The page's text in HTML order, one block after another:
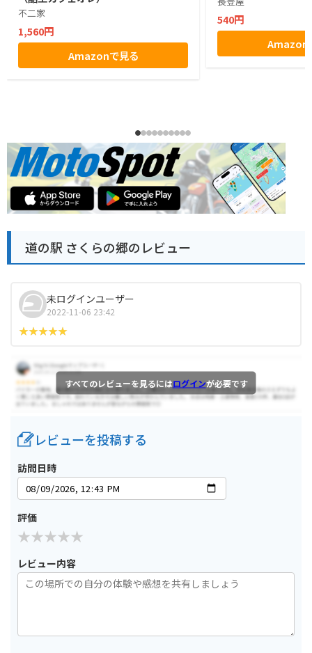
不二家
1,560円
Amazonで見る
540円
Amazon
道の駅 さくらの郷のレビュー
未ログインユーザー
2022-11-06 23:42
すべてのレビューを見るにはログインが必要です
レビューを投稿する
訪問日時
評価
レビュー内容